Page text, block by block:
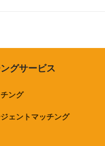
グサービス
ング
ェントマッチング